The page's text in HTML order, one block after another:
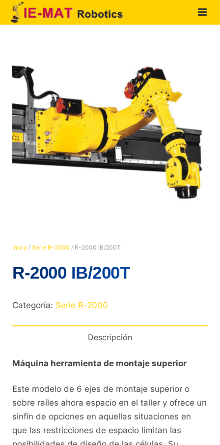
PRODUCTOS
SOLUCIONES
SERVICIOS
CONTACTO
Inicio / Serie R-2000 / R-2000 iB/200T
R-2000 IB/200T
Categoría: Serie R-2000
Descripción
Máquina herramienta de montaje superior
Este modelo de 6 ejes de montaje superior o
sobre raíles ahora espacio en el taller y ofrece un
sinfín de opciones en aquellas situaciones en
que las restricciones de espacio limitan las